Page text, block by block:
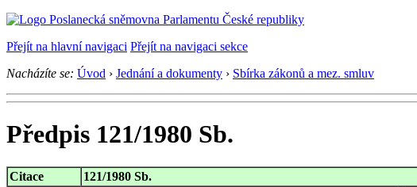
Přejít na hlavní navigaci Přejít na navigaci sekce
Nacházíte se: Úvod › Jednání a dokumenty › Sbírka zákonů a mez. smluv
Předpis 121/1980 Sb.
Citace
121/1980 Sb.